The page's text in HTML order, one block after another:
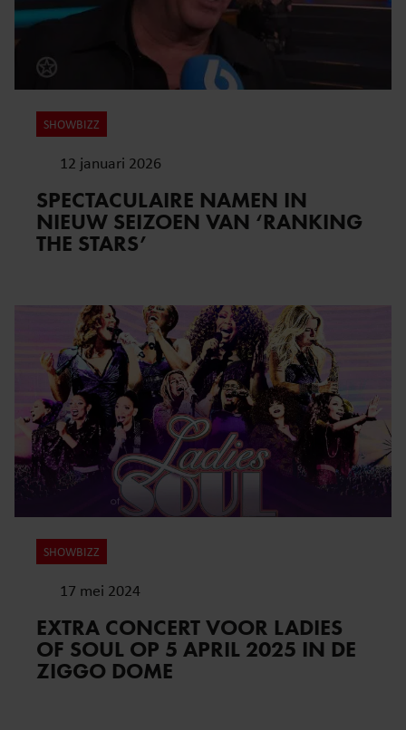
SHOWBIZZ
12 januari 2026
SPECTACULAIRE NAMEN IN
NIEUW SEIZOEN VAN ‘RANKING
THE STARS’
SHOWBIZZ
17 mei 2024
EXTRA CONCERT VOOR LADIES
OF SOUL OP 5 APRIL 2025 IN DE
ZIGGO DOME